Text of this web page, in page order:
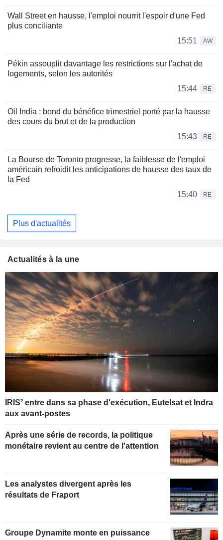
Wall Street en hausse, l'emploi nourrit l'espoir d'une Fed
plus conciliante
15:51
AW
Pékin assouplit davantage les restrictions sur l'achat de
logements, selon les autorités
15:44
RE
Oil India : bond du bénéfice trimestriel porté par la hausse
des cours du brut et de la production
15:43
RE
La Bourse de Toronto progresse, la faiblesse de l'emploi
américain refroidit les anticipations de hausse des taux de
la Fed
15:40
RE
Plus d'actualités
Actualités à la une
IRIS² entre dans sa phase d'exécution, Eutelsat et Indra
aux avant-postes
Après une série de records, la politique
monétaire revient au centre de l'attention
Les analystes divergent après les
résultats de Fraport
Groupe Dynamite monte en puissance